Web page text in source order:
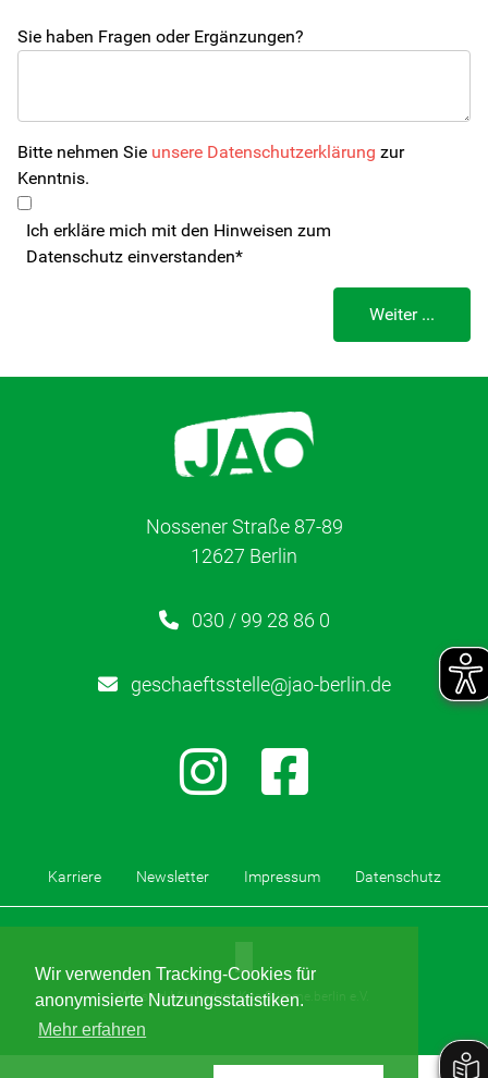
Wir verwenden Tracking-Cookies für
anonymisierte Nutzungsstatistiken.
Mehr erfahren
Sie haben Fragen oder Ergänzungen?
Bitte nehmen Sie unsere Datenschutzerklärung zur
Kenntnis.
Ich erkläre mich mit den Hinweisen zum
Datenschutz einverstanden*
Nossener Straße 87-89
12627 Berlin
030 / 99 28 86 0
geschaeftsstelle@jao-berlin.de
Karriere Newsletter Impressum Datenschutz
Wir sind Mitglied im Kita-Stimme.berlin e.V.